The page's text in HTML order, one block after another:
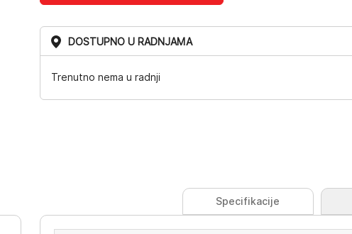
DOSTUPNO U RADNJAMA
Trenutno nema u radnji
Specifikacije